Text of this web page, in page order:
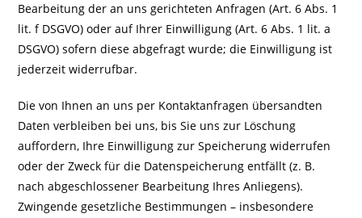
Bearbeitung der an uns gerichteten Anfragen (Art. 6 Abs. 1
lit. f DSGVO) oder auf Ihrer Einwilligung (Art. 6 Abs. 1 lit. a
DSGVO) sofern diese abgefragt wurde; die Einwilligung ist
jederzeit widerrufbar.
Die von Ihnen an uns per Kontaktanfragen übersandten
Daten verbleiben bei uns, bis Sie uns zur Löschung
auffordern, Ihre Einwilligung zur Speicherung widerrufen
oder der Zweck für die Datenspeicherung entfällt (z. B.
nach abgeschlossener Bearbeitung Ihres Anliegens).
Zwingende gesetzliche Bestimmungen – insbesondere